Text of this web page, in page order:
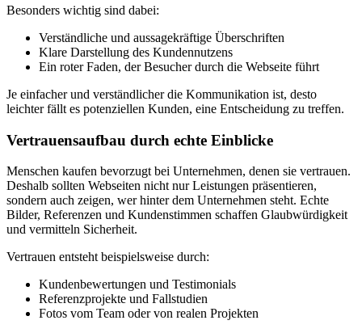
Besonders wichtig sind dabei:
Verständliche und aussagekräftige Überschriften
Klare Darstellung des Kundennutzens
Ein roter Faden, der Besucher durch die Webseite führt
Je einfacher und verständlicher die Kommunikation ist, desto
leichter fällt es potenziellen Kunden, eine Entscheidung zu treffen.
Vertrauensaufbau durch echte Einblicke
Menschen kaufen bevorzugt bei Unternehmen, denen sie vertrauen.
Deshalb sollten Webseiten nicht nur Leistungen präsentieren,
sondern auch zeigen, wer hinter dem Unternehmen steht. Echte
Bilder, Referenzen und Kundenstimmen schaffen Glaubwürdigkeit
und vermitteln Sicherheit.
Vertrauen entsteht beispielsweise durch:
Kundenbewertungen und Testimonials
Referenzprojekte und Fallstudien
Fotos vom Team oder von realen Projekten